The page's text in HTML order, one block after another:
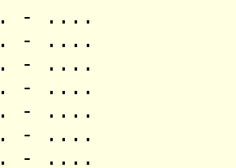
- ....
- ....
- ....
- ....
- ....
- ....
- ....